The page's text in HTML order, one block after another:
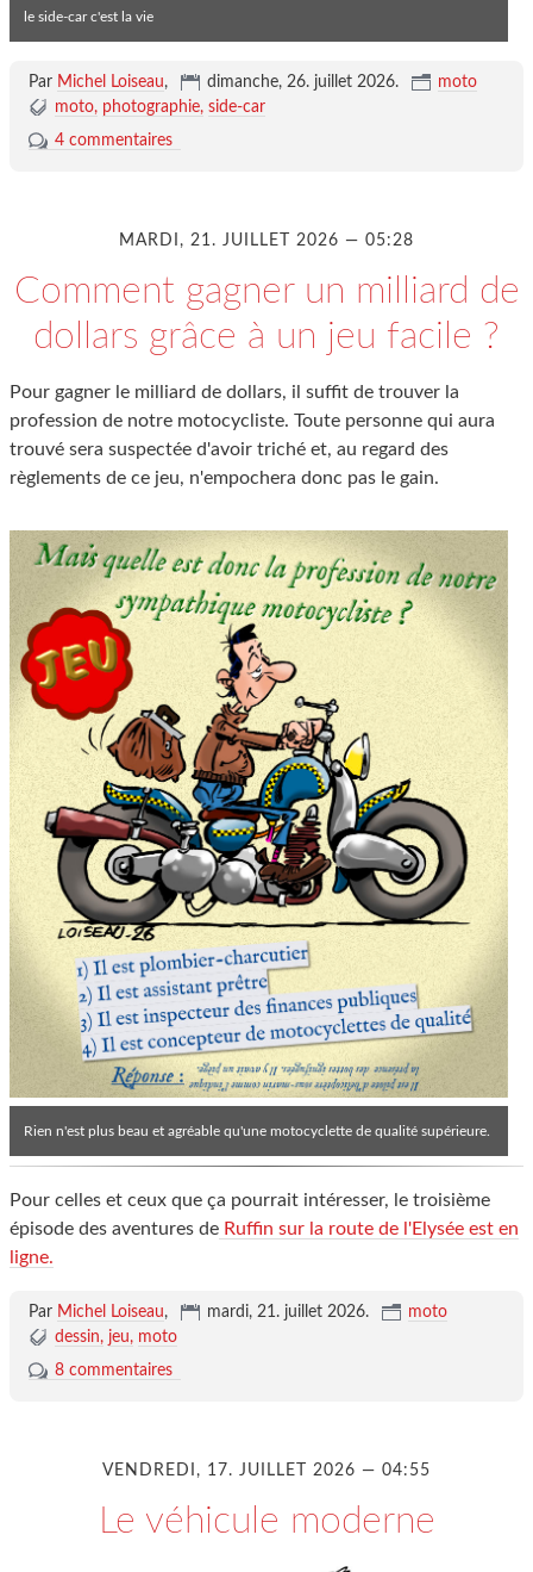
le side-car c'est la vie
Par Michel Loiseau, dimanche, 26. juillet 2026.
moto
moto photographie side-car
4 commentaires
MARDI, 21. JUILLET 2026 — 05:28
Comment gagner un milliard de
dollars grâce à un jeu facile ?
Pour gagner le milliard de dollars, il suffit de trouver la
profession de notre motocycliste. Toute personne qui aura
trouvé sera suspectée d'avoir triché et, au regard des
règlements de ce jeu, n'empochera donc pas le gain.
Rien n'est plus beau et agréable qu'une motocyclette de qualité supérieure.
Pour celles et ceux que ça pourrait intéresser, le troisième
épisode des aventures de Ruffin sur la route de l'Elysée est en
ligne.
Par Michel Loiseau, mardi, 21. juillet 2026.
moto
dessin
jeu
moto
8 commentaires
VENDREDI, 17. JUILLET 2026 — 04:55
Le véhicule moderne